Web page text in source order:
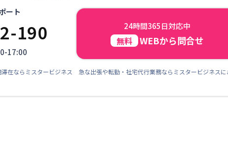
ート
190
17:00
24時間365日対応中
無料 WEBから問合せ
在ならミスタービジネス 急な出張や転勤・社宅代行業務ならミスタービジネスに